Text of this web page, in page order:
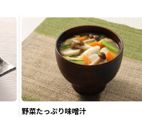
野菜たっぷり味噌汁